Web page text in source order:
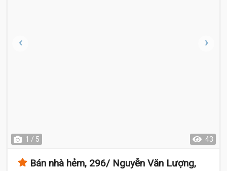
1 / 5 43
Bán nhà hẻm, 296/ Nguyễn Văn Lượng,